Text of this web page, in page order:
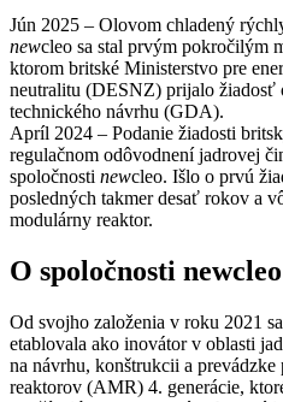
Jún 2025 – Olovom chladený
newcleo sa stal prvým pokročilým
ktorom britské Ministerstvo pre
neutralitu (DESNZ) prijalo žiadosť
technického návrhu (GDA).
Apríl 2024 – Podanie žiadosti
regulačnom odôvodnení jadrovej
spoločnosti newcleo. Išlo o prvú
posledných takmer desať rokov a
modulárny reaktor.
O spoločnosti newcleo
Od svojho založenia v roku 2021
etablovala ako inovátor v oblasti
na návrhu, konštrukcii a
reaktorov (AMR) 4. generácie,